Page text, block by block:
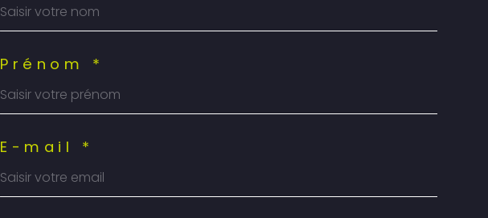
Prénom *
E-mail *